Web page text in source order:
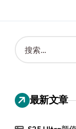
搜
索
：
最新文章